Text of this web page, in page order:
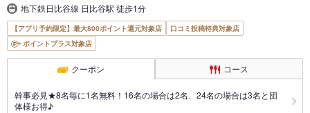
地下鉄日比谷線 日比谷駅 徒歩1分
【アプリ予約限定】最大800ポイント還元対象店
口コミ投稿特典対象店
ポイントプラス対象店
クーポン コース
幹事必見★8名毎に1名無料！16名の場合は2名、24名の場合は3名と団
体様お得♪